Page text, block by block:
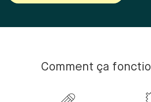
Comment ça